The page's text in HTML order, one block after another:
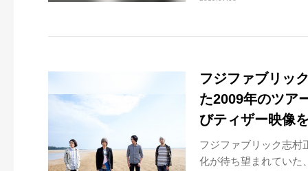
フジファブリッ
た2009年のツア
びティザー映像
フジファブリック志村
化が待ち望まれていた